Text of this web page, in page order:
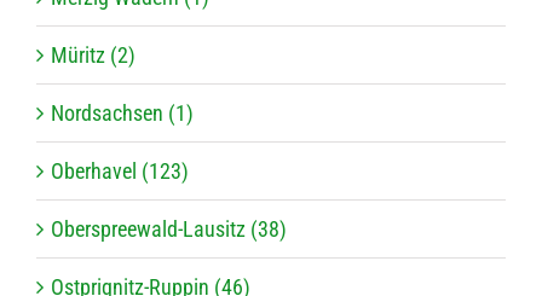
Müritz (2)
Nordsachsen (1)
Oberhavel (123)
Oberspreewald-Lausitz (38)
Ostprignitz-Ruppin (46)